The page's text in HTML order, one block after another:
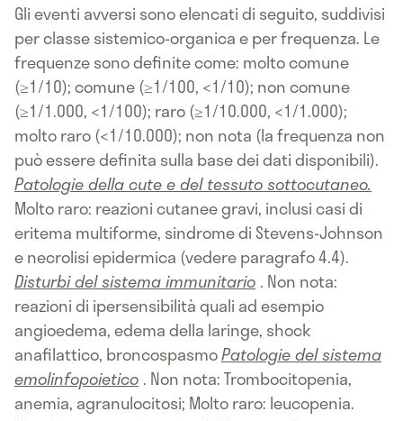
Gli eventi avversi sono elencati di seguito, suddivisi
per classe sistemico-organica e per frequenza. Le
frequenze sono definite come: molto comune
(≥1/10); comune (≥1/100, <1/10); non comune
(≥1/1.000, <1/100); raro (≥1/10.000, <1/1.000);
molto raro (<1/10.000); non nota (la frequenza non
può essere definita sulla base dei dati disponibili).
Patologie della cute e del tessuto sottocutaneo.
Molto raro: reazioni cutanee gravi, inclusi casi di
eritema multiforme, sindrome di Stevens-Johnson
e necrolisi epidermica (vedere paragrafo 4.4).
Disturbi del sistema immunitario . Non nota:
reazioni di ipersensibilità quali ad esempio
angioedema, edema della laringe, shock
anafilattico, broncospasmoPatologie del sistema
emolinfopoietico . Non nota: Trombocitopenia,
anemia, agranulocitosi; Molto raro: leucopenia.